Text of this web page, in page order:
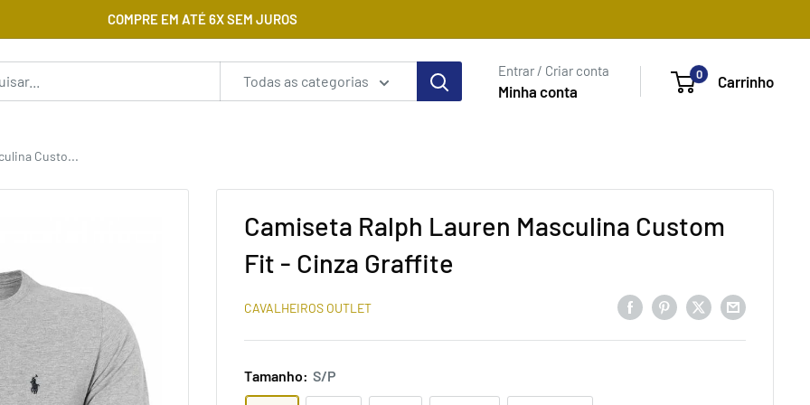
COMPRE EM ATÉ 6X SEM JUROS
Todas as categorias
Entrar / Criar conta
Minha conta
0 Carrinho
Custo...
Camiseta Ralph Lauren Masculina Custom
Fit - Cinza Graffite
CAVALHEIROS OUTLET
Tamanho: S/P